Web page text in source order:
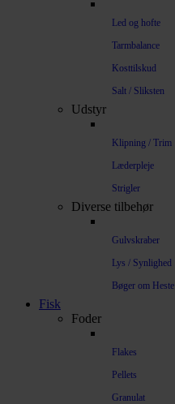
Led og hofte
Tarmbalance
Kosttilskud
Salt / Sliksten
Udstyr
Klipning / Trim
Læderpleje
Strigler
Diverse tilbehør
Gulvskraber
Lys / Synlighed
Bøger om Heste
Fisk
Foder
Flakes
Pellets
Granulat